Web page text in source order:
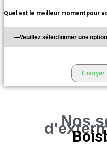
Quel est le meilleur moment pour
Nos